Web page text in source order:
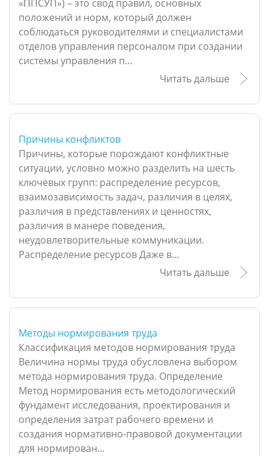
«ΠПСУП») – это свод правил, основных
положений и норм, который должен
соблюдаться руководителями и специалистами
отделов управления персоналом при создании
системы управления п...
Читать дальше
Причины конфликтов
Причины, которые порождают конфликтные
ситуации, условно можно разделить на шесть
ключевых групп: распределение ресурсов,
взаимозависимость задач, различия в целях,
различия в представлениях и ценностях,
различия в манере поведения,
неудовлетворительные коммуникации.
Распределение ресурсов Даже в...
Читать дальше
Методы нормирования труда
Классификация методов нормирования труда
Величина нормы труда обусловлена выбором
метода нормирования труда. Определение
Метод нормирования есть методологический
фундамент исследования, проектирования и
определения затрат рабочего времени и
создания нормативно-правовой документации
для нормирован...